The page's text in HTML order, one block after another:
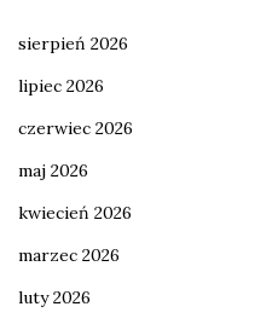
sierpień 2026
lipiec 2026
czerwiec 2026
maj 2026
kwiecień 2026
marzec 2026
luty 2026